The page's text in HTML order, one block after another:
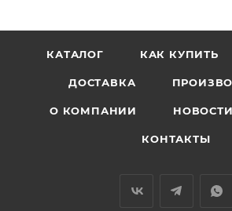
КАТАЛОГ КАК КУПИТЬ
ДОСТАВКА
О КОМПАНИИ НОВОСТИ
КОНТАКТЫ